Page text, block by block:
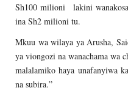
Sh100 milioni lakini
ina Sh2 milioni tu.
Mkuu wa wilaya ya Arusha,
ya viongozi na wanachama wa
malalamiko haya unafanyiwa
na subira.”